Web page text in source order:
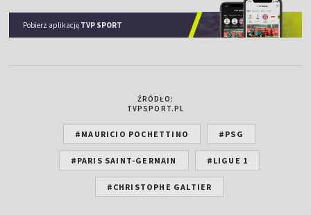
Pobierz aplikację TVP SPORT
ŹRÓDŁO:
TVPSPORT.PL
#MAURICIO POCHETTINO #PSG
#PARIS SAINT-GERMAIN #LIGUE 1
#CHRISTOPHE GALTIER